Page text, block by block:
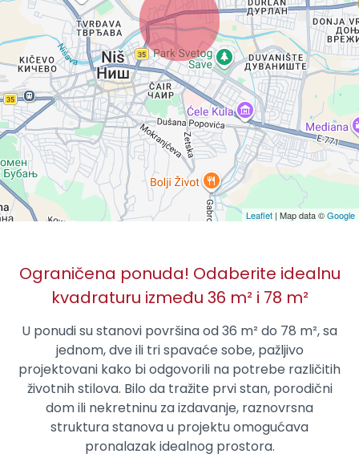
Leaflet | Map data ©Google
Ograničena ponuda! Odaberite idealnu
kvadraturu između 36 m² i 78 m²
U ponudi su stanovi površina od 36 m² do 78 m², sa
jednom, dve ili tri spavaće sobe, pažljivo
projektovani kako bi odgovorili na potrebe različitih
životnih stilova. Bilo da tražite prvi stan, porodični
dom ili nekretninu za izdavanje, raznovrsna
struktura stanova u projektu omogućava
pronalazak idealnog prostora.